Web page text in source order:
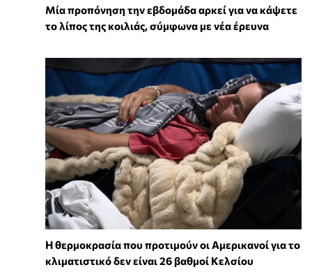
Μία προπόνηση την εβδομάδα αρκεί για να κάψετε
το λίπος της κοιλιάς, σύμφωνα με νέα έρευνα
Η θερμοκρασία που προτιμούν οι Αμερικανοί για το
κλιματιστικό δεν είναι 26 βαθμοί Κελσίου